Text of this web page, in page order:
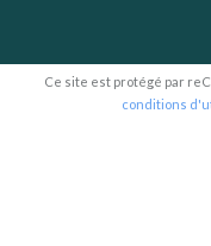
Ce site est protégé par
conditions